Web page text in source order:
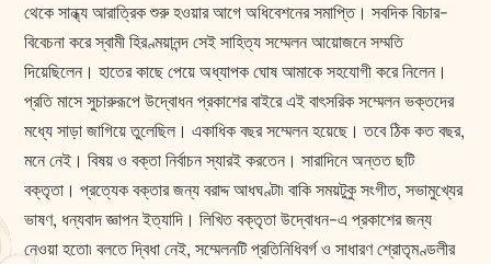
থেকে সান্ধ্য আরাত্রিক শুরু হওয়ার আগে অধিবেশনের সমাপ্তি। সবদিক বিচার-
বিবেচনা করে স্বামী হিরণ্ময়ানন্দ সেই সাহিত্য সম্মেলন আয়োজনে সম্মতি
দিয়েছিলেন। হাতের কাছে পেয়ে অধ্যাপক ঘোষ আমাকে সহযোগী করে নিলেন।
প্রতি মাসে সুচারুরূপে উদ্বোধন প্রকাশের বাইরে এই বাৎসরিক সম্মেলন ভক্তদের
মধ্যে সাড়া জাগিয়ে তুলেছিল। একাধিক বছর সম্মেলন হয়েছে। তবে ঠিক কত বছর,
মনে নেই। বিষয় ও বক্তা নির্বাচন স্যারই করতেন। সারাদিনে অন্তত ছটি
বক্তৃতা। প্রত্যেক বক্তার জন্য বরাদ্দ আধঘণ্টা৷ বাকি সময়টুকু সংগীত, সভামুখ্যের
ভাষণ, ধন্যবাদ জ্ঞাপন ইত্যাদি। লিখিত বক্তৃতা উদ্বোধন-এ প্রকাশের জন্য
নেওয়া হতো৷ বলতে দ্বিধা নেই, সম্মেলনটি প্রতিনিধিবর্গ ও সাধারণ শ্রোতৃমণ্ডলীর